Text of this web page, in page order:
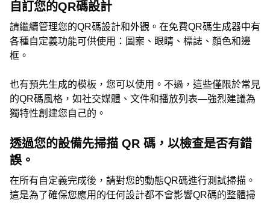
自訂您的QR碼設計
請繼續管理您的QR碼設計和外觀。在免費QR碼生成器中有
各種自定義功能可供使用：圖案、眼睛、標誌、顏色和邊
框。
也有預先生成的模板，您可以使用。不過，這些僅限於常見
的QR碼風格，如社交媒體、文件和播放列表—強烈建議為
獨特性創建您自己的。
透過您的設備先掃描 QR 碼，以檢查是否有錯
誤。
在所有自定義完成後，請對您的動態QR碼進行測試掃描。
這是為了確保您應用的任何設計都不會影響QR碼的整體掃